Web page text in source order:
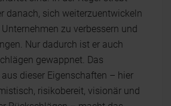
danach, sich weiterzuentwickeln
zu verbessern und
Nur dadurch ist er auch
gewappnet. Das
dieser Eigenschaften – hier
risikobereit, visionär und